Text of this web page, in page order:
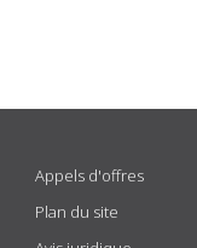
Appels d'offres
Plan du site